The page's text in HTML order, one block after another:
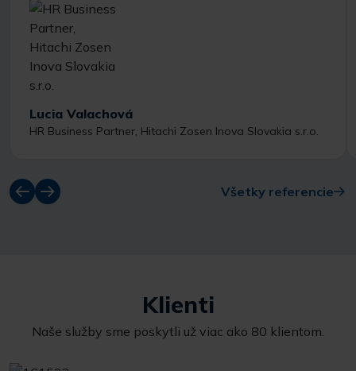
Lucia Valachová
HR Business Partner, Hitachi Zosen Inova Slovakia s.r.o.
Všetky referencie
Klienti
Naše služby sme poskytli už viac ako 80 klientom.